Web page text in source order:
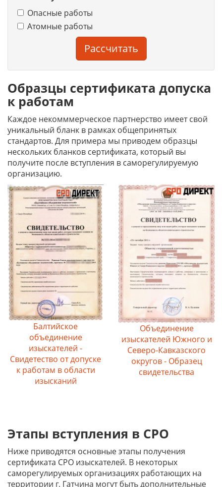
Опасные работы
Атомные работы
Рассчитать
Образцы сертификата допуска
к работам
Каждое некомммерческое партнерство имеет свой
уникальный бланк в рамках общепринятых
стандартов. Для примера мы приводем образцы
нескольких бланков сертификата, который вы
получите после вступления в саморегулируемую
организацию.
Балтийское
объединение
изыскателей -
Свидетество от допуске
к работам в области
изысканий
Объединение
изыскателей Южного и
Северо-Кавказского
округов - Образец
свидетельства
Этапы вступления в СРО
Ниже приводятся основные этапы получения
сертификата СРО изыскателей. В некоторых
саморегулируемых организациях работающих на
территории г. Гатчина могут быть дополнительные